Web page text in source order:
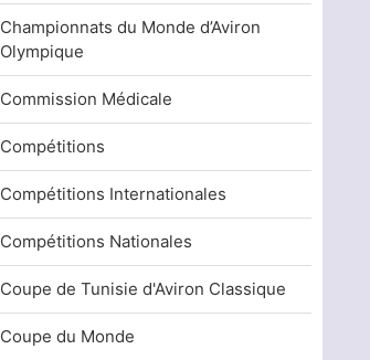
4 juillet, 2026
Championnats du Monde d’Aviron
Olympique
Commission Médicale
Compétitions
Compétitions Internationales
Compétitions Nationales
Coupe de Tunisie d'Aviron Classique
Coupe du Monde